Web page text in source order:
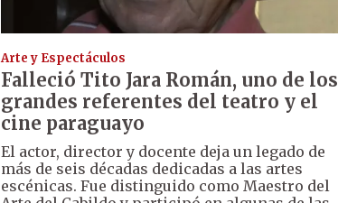
Arte y Espectáculos
Falleció Tito Jara Román, uno de los
grandes referentes del teatro y el
cine paraguayo
El actor, director y docente deja un legado de
más de seis décadas dedicadas a las artes
escénicas. Fue distinguido como Maestro del